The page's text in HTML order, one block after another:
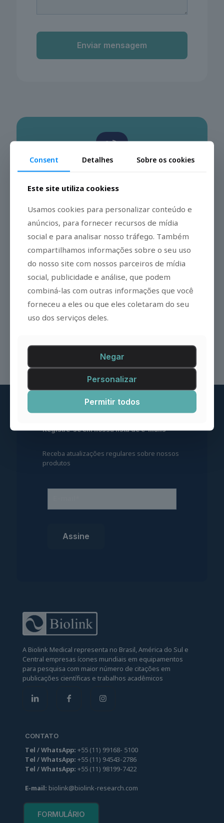
Telefone - WhatsApp
biolink@biolink-research.com
E-mail
Registre-se em nossa lista de e-mails
Receba atualizações regulares sobre nossos
produtos
A Biolink Medical representa no Brasil, América do Sul e
Central empresas ícones mundiais em equipamentos
para pesquisa com maior número de citações em
publicações científicas e trabalhos acadêmicos
CONTATO
Tel / WhatsApp: +55 (11) 99168- 5100
Tel / WhatsApp: +55 (11) 94543-2786
Tel / WhatsApp: +55 (11) 98199-7422
E-mail: biolink@biolink-research.com
FORMULÁRIO
Consent Detalhes Sobre os cookies
Este site utiliza cookiess
Usamos cookies para personalizar conteúdo e
anúncios, para fornecer recursos de mídia
social e para analisar nosso tráfego. Também
compartilhamos informações sobre o seu uso
do nosso site com nossos parceiros de mídia
social, publicidade e análise, que podem
combiná-las com outras informações que você
forneceu a eles ou que eles coletaram do seu
uso dos serviços deles.
Negar
Personalizar
Permitir todos